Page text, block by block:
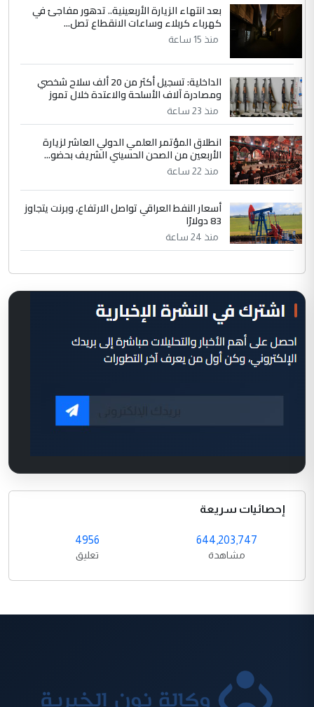
بعد انتهاء الزيارة الأربعينية.. تدهور مفاجئ في
كهرباء كربلاء وساعات الانقطاع تصل...
منذ 15 ساعة
الداخلية: تسجيل أكثر من 20 ألف سلاح شخصي
ومصادرة آلاف الأسلحة والاعتدة خلال تموز
منذ 23 ساعة
انطلاق المؤتمر العلمي الدولي العاشر لزيارة
الأربعين من الصحن الحسيني الشريف بحضو...
منذ 22 ساعة
أسعار النفط العراقي تواصل الارتفاع، وبرنت يتجاوز
83 دولارًا
منذ 24 ساعة
إحصائيات سريعة
644,203,747
مشاهدة
4956
تعليق